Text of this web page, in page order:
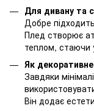
Для дивану та
Добре
Плед створює
теплом, стаючи
Як
Завдяки
Він додає